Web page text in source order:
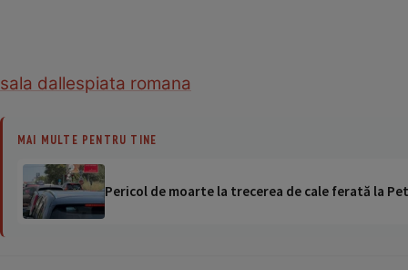
sala dallespiata romana
MAI MULTE PENTRU TINE
Pericol de moarte la trecerea de cale ferată la